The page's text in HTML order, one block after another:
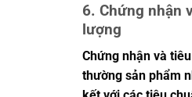
6. Chứng nhận
lượng
Chứng nhận và
thường sản phẩm